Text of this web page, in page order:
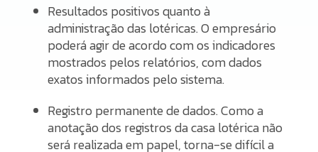
Resultados positivos quanto à
administração das lotéricas. O empresário
poderá agir de acordo com os indicadores
mostrados pelos relatórios, com dados
exatos informados pelo sistema.
Registro permanente de dados. Como a
anotação dos registros da casa lotérica não
será realizada em papel, torna-se difícil a